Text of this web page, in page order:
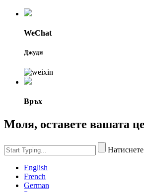
WeChat
Джуди
Връх
Моля, оставете вашата
English
French
German